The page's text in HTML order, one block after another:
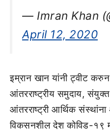
— Imran Khan
April 12, 2020
इम्रान खान यांनी ट्वीट
आंतरराष्ट्रीय समुदाय, संयुक्त
आंतरराष्ट्री आर्थिक संस्थांना
विकसनशील देश कोविड-१९